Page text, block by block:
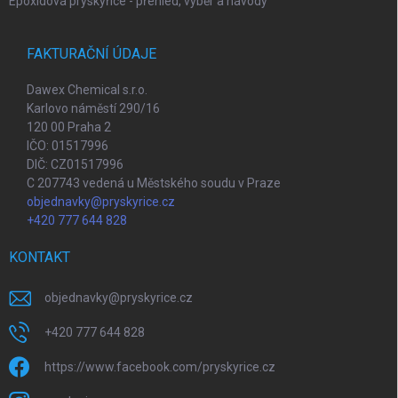
FAKTURAČNÍ ÚDAJE
Dawex Chemical s.r.o.
Karlovo náměstí 290/16
120 00 Praha 2
IČO: 01517996
DIČ: CZ01517996
C 207743 vedená u Městského soudu v Praze
objednavky@pryskyrice.cz
+420 777 644 828
KONTAKT
objednavky@pryskyrice.cz
+420 777 644 828
https://www.facebook.com/pryskyrice.cz